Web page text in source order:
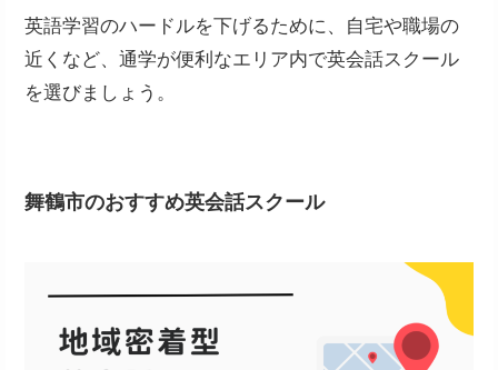
英語学習のハードルを下げるために、自宅や職場の
近くなど、通学が便利なエリア内で英会話スクール
を選びましょう。
舞鶴市のおすすめ英会話スクール